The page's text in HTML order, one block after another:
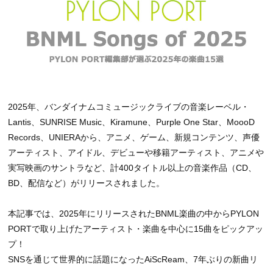
2025年、バンダイナムコミュージックライブの音楽レーベル・
Lantis、SUNRISE Music、Kiramune、Purple One Star、MoooD
Records、UNIERAから、アニメ、ゲーム、新規コンテンツ、声優
アーティスト、アイドル、デビューや移籍アーティスト、アニメや
実写映画のサントラなど、計400タイトル以上の音楽作品（CD、
BD、配信など）がリリースされました。
本記事では、2025年にリリースされたBNML楽曲の中からPYLON
PORTで取り上げたアーティスト・楽曲を中心に15曲をピックアッ
プ！
SNSを通じて世界的に話題になったAiScReam、7年ぶりの新曲リ